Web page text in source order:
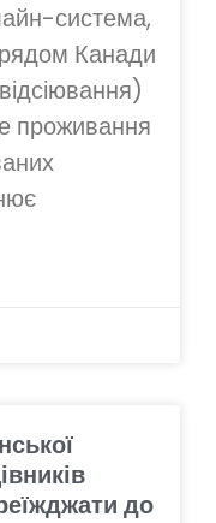
система,
Канади
проживання
до